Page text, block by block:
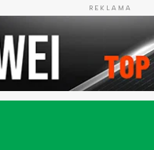
REKLAMA